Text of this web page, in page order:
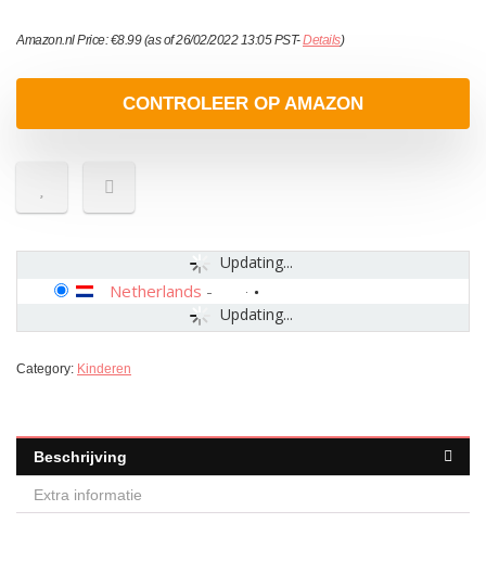
Amazon.nl Price:€8.99(as of 26/02/2022 13:05 PST-Details)
CONTROLEER OP AMAZON
Updating...
Updating...
Netherlands -
Category: Kinderen
Beschrijving
Extra informatie